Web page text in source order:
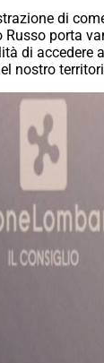
di
Russo porta
di accedere
nostro